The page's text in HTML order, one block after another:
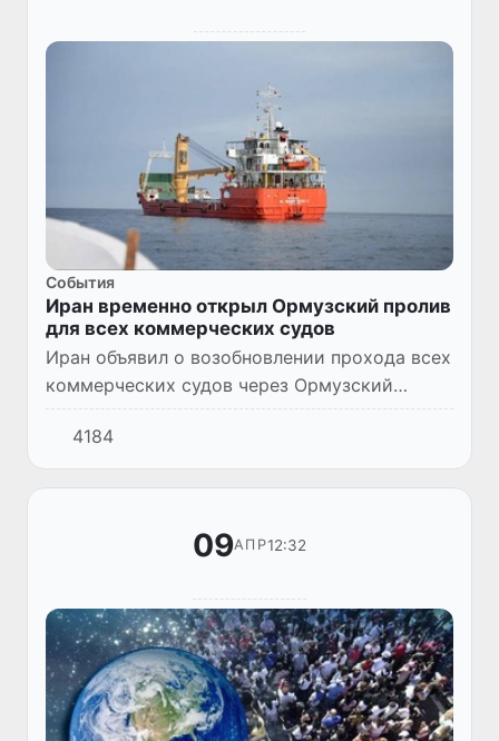
Cобытия
Иран временно открыл Ормузский пролив
для всех коммерческих судов
Иран объявил о возобновлении прохода всех
коммерческих судов через Ормузский
пролив на период действующего перемирия
между Израилем и движением «Хезболла».
Об этом сообщил глава МИ...
4184
09АПР12:32